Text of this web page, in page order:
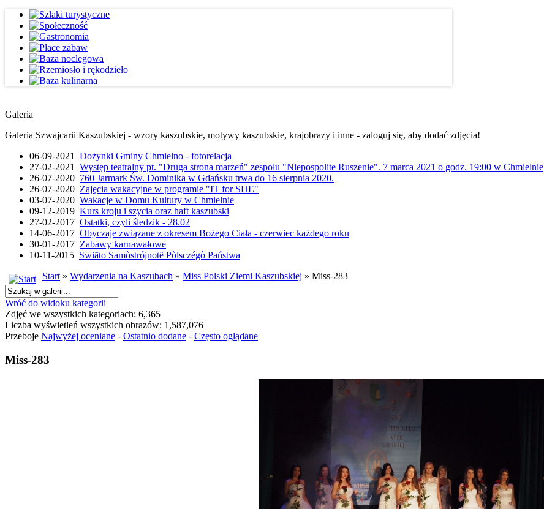
Galeria
Galeria Szwajcarii Kaszubskiej - wzory kaszubskie, motywy kaszubskie, krajobrazy i inne - zaloguj się, aby dodać zdjęcia!
06-09-2021 Dożynki Gminy Chmielno - fotorelacja
27-02-2021 Występ teatralny pt. "Druga strona marzeń" zespołu "Niepospolite Ruszenie". 7 marca 2021 o godz. 19:00 w Chmielnie
26-07-2020 760 Jarmark Św. Dominika w Gdańsku trwa do 16 sierpnia 2020.
26-07-2020 Zajęcia wakacyjne w programie "IT for SHE"
03-07-2020 Wakacje w Domu Kultury w Chmielnie
09-12-2019 Kurs kroju i szycia oraz haft kaszubski
27-02-2017 Ostatki, czyli śledzik - 28.02
14-06-2017 Obyczaje związane z okresem Bożego Ciała - czerwiec każdego roku
30-01-2017 Zabawy karnawałowe
10-11-2015 Swiãto Samòstrójnotë Pòlsczégò Państwa
Start» Wydarzenia na Kaszubach » Miss Polski Ziemi Kaszubskiej » Miss-283
Wróć do widoku kategorii
Zdjęć we wszystkich kategoriach: 6,365
Liczba wyświetleń wszystkich obrazów: 1,587,076
Przeboje Najwyżej oceniane - Ostatnio dodane - Często oglądane
Miss-283